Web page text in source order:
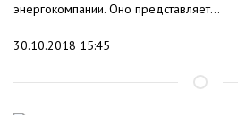
энергокомпании. Оно представляет...
30.10.2018 15:45